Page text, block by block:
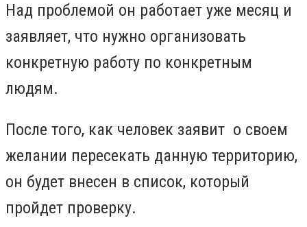
Над проблемой он работает уже месяц и
заявляет, что нужно организовать
конкретную работу по конкретным
людям.
После того, как человек заявит о своем
желании пересекать данную территорию,
он будет внесен в список, который
пройдет проверку.